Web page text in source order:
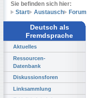
Sie befinden sich hier:
Start
Austausch Forum
Deutsch als
Fremdsprache
Aktuelles
Ressourcen-
Datenbank
Diskussionsforen
Linksammlung